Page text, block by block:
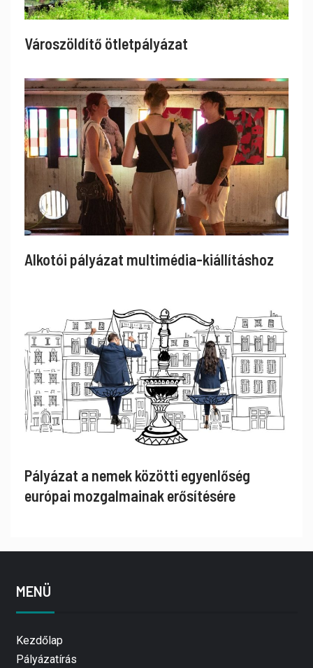
Városzöldítő ötletpályázat
Alkotói pályázat multimédia-kiállításhoz
Pályázat a nemek közötti egyenlőség
európai mozgalmainak erősítésére
MENÜ
Kezdőlap
Pályázatírás